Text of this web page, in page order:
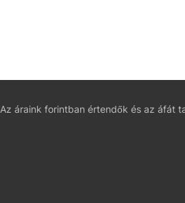
Az áraink forintban értendők és az áfát